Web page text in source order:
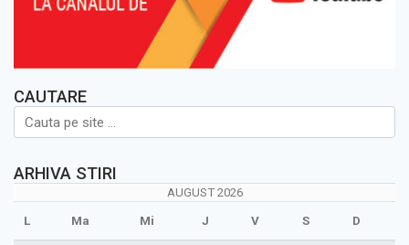
CAUTARE
ARHIVA STIRI
AUGUST 2026
L Ma Mi J V S D